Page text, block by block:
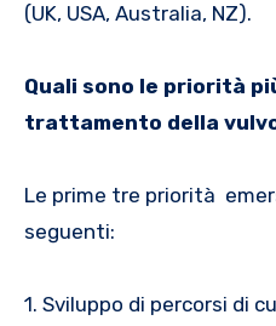
(UK, USA, Australia, NZ).
Quali sono le priorità
trattamento della
Le prime tre priorità
seguenti:
1. Sviluppo di percorsi di